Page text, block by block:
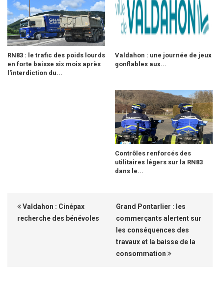
RN83 : le trafic des poids lourds
en forte baisse six mois après
l'interdiction du...
Valdahon : une journée de jeux
gonflables aux...
Contrôles renforcés des
utilitaires légers sur la RN83
dans le...
Valdahon : Cinépax
recherche des bénévoles
Grand Pontarlier : les
commerçants alertent sur
les conséquences des
travaux et la baisse de la
consommation